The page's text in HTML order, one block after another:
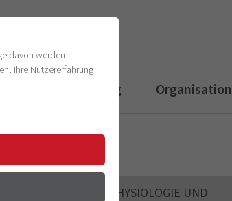
Digitalisierung Organisation
PHYSIOLOGIE UND
davon werden
Ihre Nutzererfahrung